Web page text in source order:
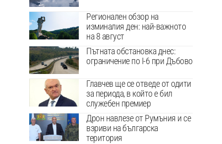
Регионален обзор на
изминалия ден: най-важното
на 8 август
Пътната обстановка днес:
ограничение по I-6 при Дъбово
Главчев ще се отведе от одити
за периода, в който е бил
служебен премиер
Дрон навлезе от Румъния и се
взриви на българска
територия